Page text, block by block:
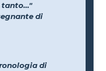
di
di